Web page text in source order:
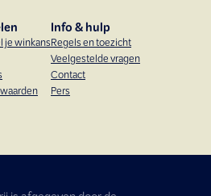
je winkans
Info & hulp
Regels en toezicht
Veelgestelde vragen
Contact
Pers